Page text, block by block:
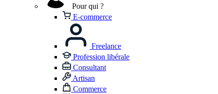
Pour qui ?
E-commerce
Freelance
Profession libérale
Consultant
Artisan
Commerce